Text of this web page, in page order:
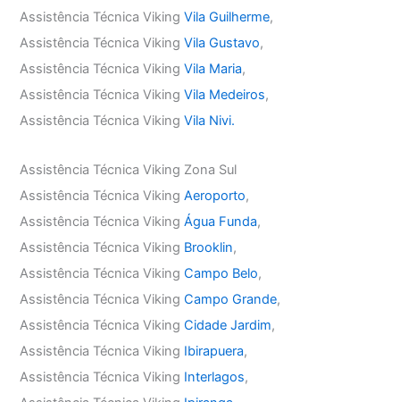
Assistência Técnica VikingVila Guilherme,
Assistência Técnica VikingVila Gustavo,
Assistência Técnica VikingVila Maria,
Assistência Técnica VikingVila Medeiros,
Assistência Técnica VikingVila Nivi.
Assistência Técnica Viking Zona Sul
Assistência Técnica VikingAeroporto,
Assistência Técnica VikingÁgua Funda,
Assistência Técnica Viking Brooklin,
Assistência Técnica VikingCampo Belo,
Assistência Técnica VikingCampo Grande,
Assistência Técnica VikingCidade Jardim,
Assistência Técnica Viking Ibirapuera,
Assistência Técnica Viking Interlagos,